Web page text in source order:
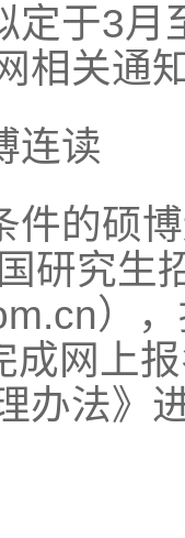
于3月
相关通
读
的硕博
研究生
）
成网上
办法》